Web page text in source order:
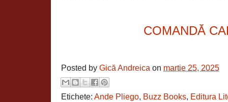
COMANDĂ
Posted by Gică Andreica on martie 25, 2025
Etichete: Ande Pliego, Buzz Books, Editura